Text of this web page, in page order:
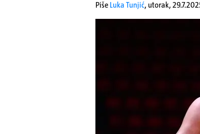
Piše Luka Tunjić, utorak,